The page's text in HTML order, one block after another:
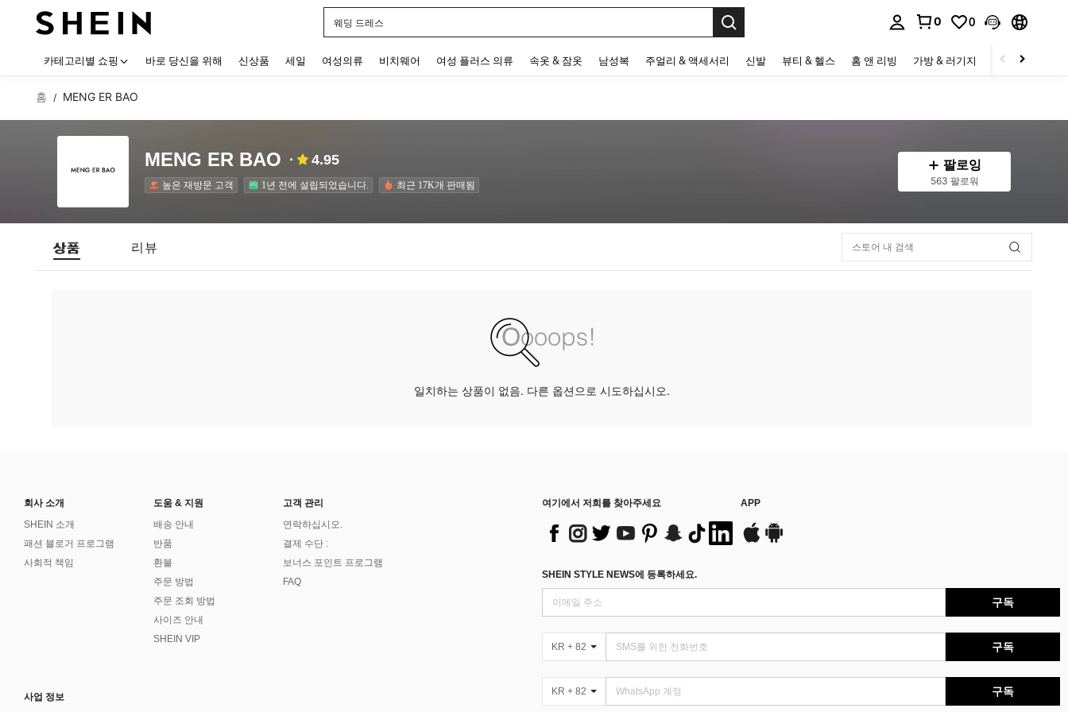
웨딩 드레스
0 0
카테고리별 쇼핑 바로 당신을 위해 신상품 세일 여성의류 비치웨어 여성 플러스 의류 속옷 & 잠옷 남성복 주얼리 & 액세서리 신발 뷰티 & 헬스 홈 앤 리빙 가방 & 러기지 스포츠 & 아웃
홈 / MENG ER BAO
MENG ER BAO 4.95
높은 재방문 고객 1년 전에 설립되었습니다. 최근 17K개 판매됨
팔로잉
563 팔로워
상품 리뷰
일치하는 상품이 없음. 다른 옵션으로 시도하십시오.
회사 소개
SHEIN 소개
패션 블로거 프로그램
사회적 책임
도움 & 지원
배송 안내
반품
환불
주문 방법
주문 조회 방법
사이즈 안내
SHEIN VIP
고객 관리
연락하십시오.
결제 수단 :
보너스 포인트 프로그램
FAQ
사업 정보
여기에서 저희를 찾아주세요 APP
SHEIN STYLE NEWS에 등록하세요.
구독
KR + 82 구독
KR + 82 구독